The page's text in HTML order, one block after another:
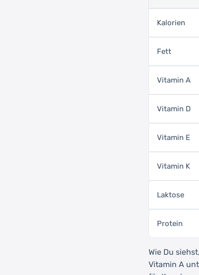
Kalorien
Fett
Vitamin A
Vitamin D
Vitamin E
Vitamin K
Laktose
Protein
Wie Du
Vitamin A